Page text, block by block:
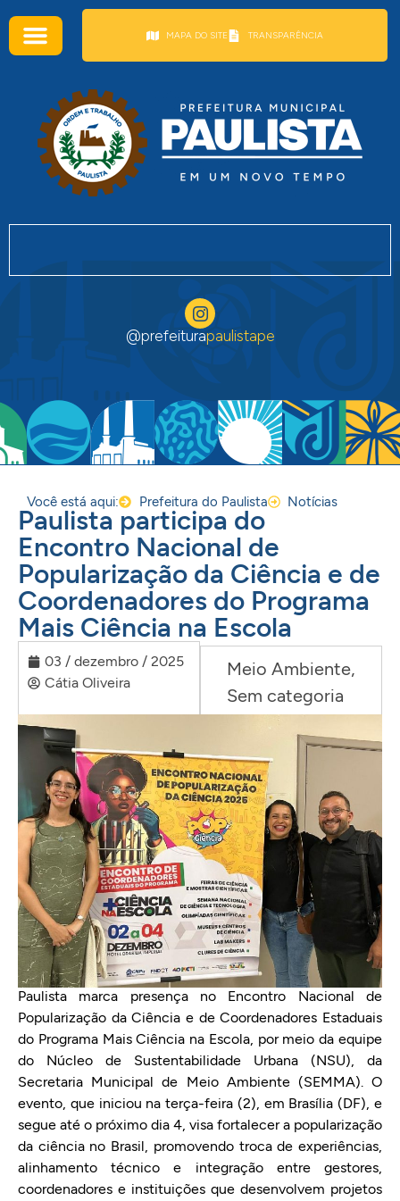
MAPA DO SITE TRANSPARÊNCIA
@prefeiturapaulistape
Você está aqui: Prefeitura do Paulista Notícias
Paulista participa do
Encontro Nacional de
Popularização da Ciência e de
Coordenadores do Programa
Mais Ciência na Escola
03 / dezembro / 2025
Cátia Oliveira
Meio Ambiente,
Sem categoria
Paulista marca presença no Encontro Nacional de
Popularização da Ciência e de Coordenadores Estaduais
do Programa Mais Ciência na Escola, por meio da equipe
do Núcleo de Sustentabilidade Urbana (NSU), da
Secretaria Municipal de Meio Ambiente (SEMMA). O
evento, que iniciou na terça-feira (2), em Brasília (DF), e
segue até o próximo dia 4, visa fortalecer a popularização
da ciência no Brasil, promovendo troca de experiências,
alinhamento técnico e integração entre gestores,
coordenadores e instituições que desenvolvem projetos